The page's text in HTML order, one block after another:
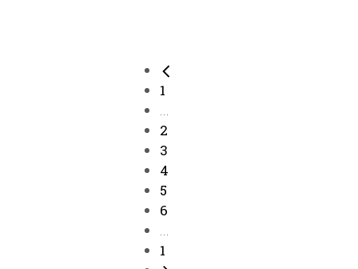
1
...
2
3
4
5
6
...
1